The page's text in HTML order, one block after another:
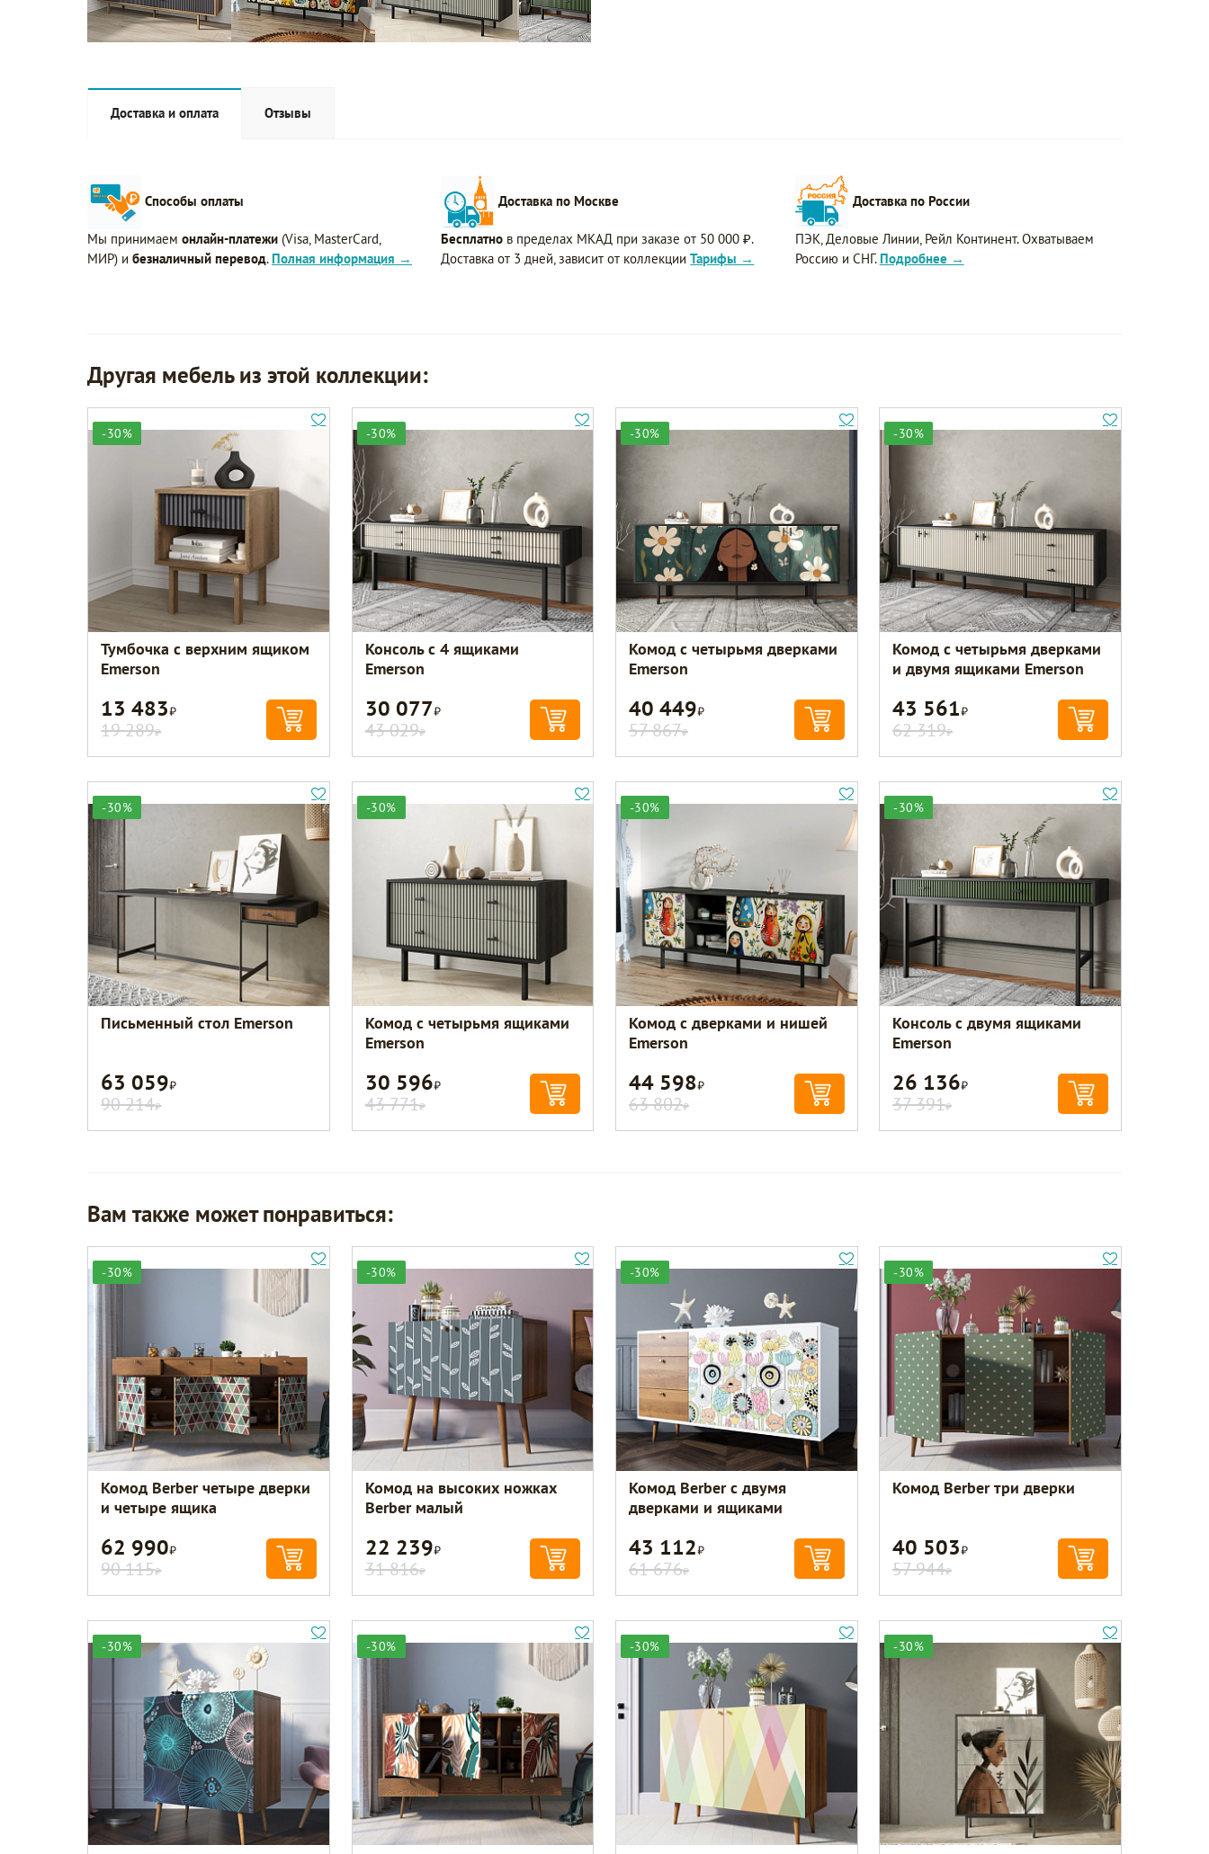
Доставка и оплата Отзывы
Способы оплаты
Мы принимаем онлайн-платежи (Visa, MasterCard,
МИР) и безналичный перевод. Полная информация →
Доставка по Москве
Бесплатно в пределах МКАД при заказе от 50 000 ₽.
Доставка от 3 дней, зависит от коллекцииТарифы →
Доставка по России
ПЭК, Деловые Линии, Рейл Континент. Охватываем
Россию и СНГ. Подробнее →
Другая мебель из этой коллекции:
-30%
Тумбочка с верхним ящиком
Emerson
13 483Р
19 289Р
-30%
Консоль с 4 ящиками
Emerson
30 077Р
43 029Р
-30%
Комод с четырьмя дверками
Emerson
40 449Р
57 867Р
-30%
Комод с четырьмя дверками
и двумя ящиками Emerson
43 561Р
62 319Р
-30%
Письменный стол Emerson
63 059Р
90 214Р
-30%
Комод с четырьмя ящиками
Emerson
30 596Р
43 771Р
-30%
Комод с дверками и нишей
Emerson
44 598Р
63 802Р
-30%
Консоль с двумя ящиками
Emerson
26 136Р
37 391Р
Вам также может понравиться:
-30%
Комод Berber четыре дверки
и четыре ящика
62 990Р
90 115Р
-30%
Комод на высоких ножках
Berber малый
22 239Р
31 816Р
-30%
Комод Berber с двумя
дверками и ящиками
43 112Р
61 676Р
-30%
Комод Berber три дверки
40 503Р
57 944Р
-30% -30% -30% -30%